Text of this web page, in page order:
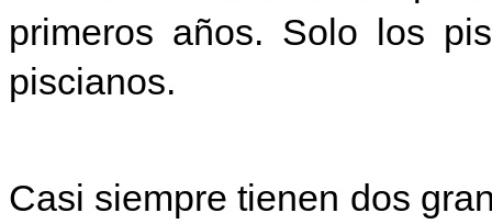
primeros años. Solo los
piscianos.
Casi siempre tienen dos